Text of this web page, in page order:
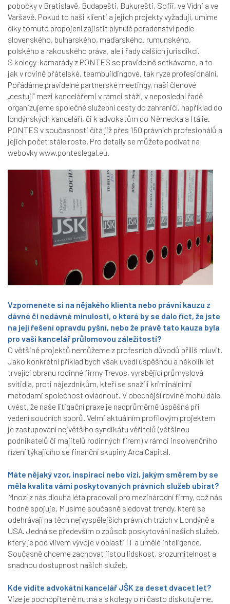
pobočky v Bratislavě, Budapešti, Bukurešti, Sofii, ve Vídni a ve
Varšavě. Pokud to naši klienti a jejich projekty vyžadují, umíme
díky tomuto propojení zajistit plynulé poradenství podle
slovenského, bulharského, maďarského, rumunského,
polského a rakouského práva, ale i řady dalších jurisdikcí.
S kolegy-kamarády z PONTES se pravidelně setkáváme, a to
jak v rovině přátelské, teambuildingové, tak ryze profesionální.
Pořádáme pravidelné partnerské meetingy, naši členové
„cestují“ mezi kancelářemi v rámci stáží, v neposlední řadě
organizujeme společné služební cesty do zahraničí, například do
londýnských kanceláří, či k advokátům do Německa a Itálie.
PONTES v současnosti čítá již přes 150 právních profesionálů a
jejich počet stále roste. Pro detaily se můžete podívat na
webovkywww.ponteslegal.eu.
Vzpomenete si na nějakého klienta nebo právní kauzu z
dávné či nedávné minulosti, o které by se dalo říct, že jste
na její řešení opravdu pyšní, nebo že právě tato kauza byla
pro vaši kancelář průlomovou záležitostí?
O většině projektů nemůžeme z profesních důvodů příliš mluvit.
Jako konkrétní příklad bych však uvedl úspěšnou a několik let
trvající obranu rodinné firmy Trevos, vyrábějící průmyslová
svítidla, proti nájezdníkům, kteří se snažili kriminálními
metodami společnost ovládnout. V obecnější rovině mohu dále
uvést, že naše litigační praxe je nadprůměrně úspěšná při
vedení soudních sporů. Velmi aktuálním profilovým projektem
je zastupování největšího syndikátu věřitelů (většinou
podnikatelů či majitelů rodinných firem) v rámci insolvenčního
řízení týkajícího se finanční skupiny Arca Capital.
Máte nějaký vzor, inspiraci nebo vizi, jakým směrem by se
měla kvalita vámi poskytovaných právních služeb ubírat?
Mnozí z nás dlouhá léta pracovali pro mezinárodní firmy, což nás
hodně spojuje. Musíme současně sledovat trendy, které se
odehrávají na těch nejvyspělejších právních trzích v Londýně a
USA. Jedná se především o způsob poskytování našich služeb,
který je pod vlivem vývoje v oblasti IT a umělé inteligence.
Současně chceme zachovat jistou lidskost, srozumitelnost a
snadnou dostupnost našich služeb.
Kde vidíte advokátní kancelář JŠK za deset dvacet let?
Vize je pochopitelně nutná a s kolegy o ní často diskutujeme.